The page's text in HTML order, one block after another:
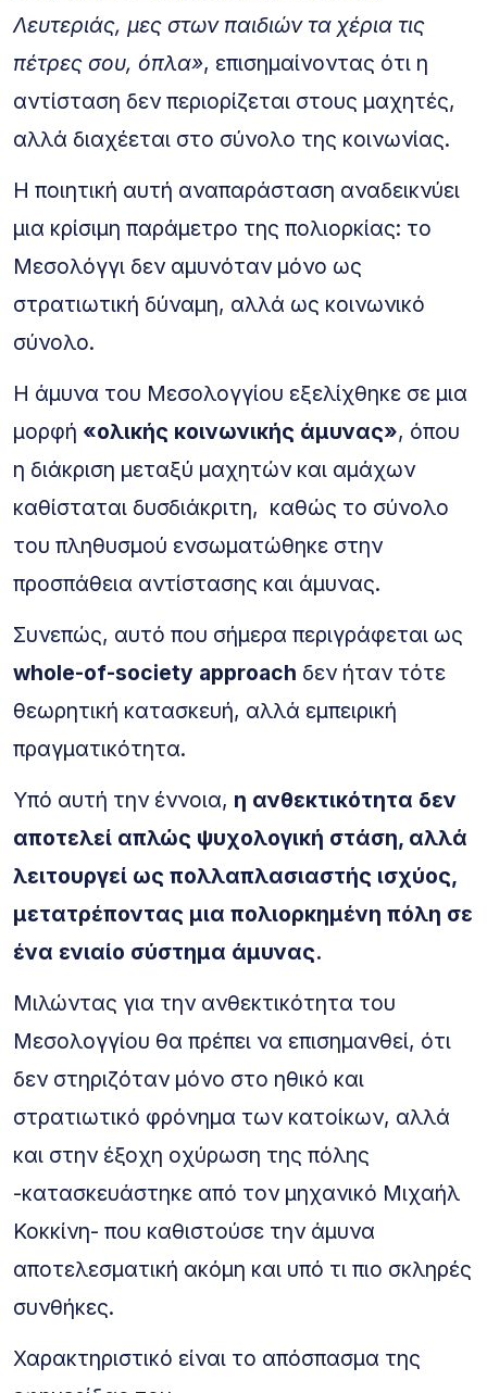
Λευτεριάς, μες στων παιδιών τα χέρια τις
πέτρες σου, όπλα», επισημαίνοντας ότι η
αντίσταση δεν περιορίζεται στους μαχητές,
αλλά διαχέεται στο σύνολο της κοινωνίας.
Η ποιητική αυτή αναπαράσταση αναδεικνύει
μια κρίσιμη παράμετρο της πολιορκίας: το
Μεσολόγγι δεν αμυνόταν μόνο ως
στρατιωτική δύναμη, αλλά ως κοινωνικό
σύνολο.
Η άμυνα του Μεσολογγίου εξελίχθηκε σε μια
μορφή «ολικής κοινωνικής άμυνας», όπου
η διάκριση μεταξύ μαχητών και αμάχων
καθίσταται δυσδιάκριτη, καθώς το σύνολο
του πληθυσμού ενσωματώθηκε στην
προσπάθεια αντίστασης και άμυνας.
Συνεπώς, αυτό που σήμερα περιγράφεται ως
whole-of-society approach δεν ήταν τότε
θεωρητική κατασκευή, αλλά εμπειρική
πραγματικότητα.
Υπό αυτή την έννοια, η ανθεκτικότητα δεν
αποτελεί απλώς ψυχολογική στάση, αλλά
λειτουργεί ως πολλαπλασιαστής ισχύος,
μετατρέποντας μια πολιορκημένη πόλη σε
ένα ενιαίο σύστημα άμυνας.
Μιλώντας για την ανθεκτικότητα του
Μεσολογγίου θα πρέπει να επισημανθεί, ότι
δεν στηριζόταν μόνο στο ηθικό και
στρατιωτικό φρόνημα των κατοίκων, αλλά
και στην έξοχη οχύρωση της πόλης
-κατασκευάστηκε από τον μηχανικό Μιχαήλ
Κοκκίνη- που καθιστούσε την άμυνα
αποτελεσματική ακόμη και υπό τι πιο σκληρές
συνθήκες.
Χαρακτηριστικό είναι το απόσπασμα της